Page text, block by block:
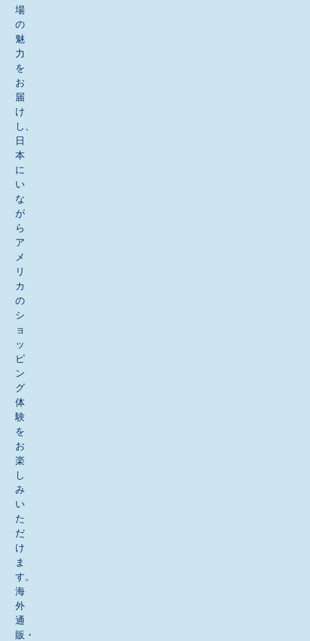
場
の
魅
力
を
お
届
け
し、
日
本
に
い
な
が
ら
ア
メ
リ
カ
の
シ
ョ
ッ
ピ
ン
グ
体
験
を
お
楽
し
み
い
た
だ
け
ま
す。
海
外
通
販・